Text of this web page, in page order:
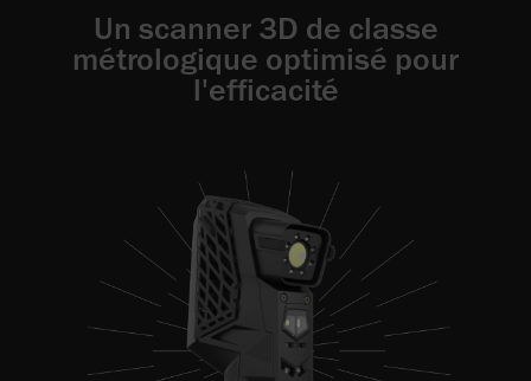
Un scanner 3D de classe
métrologique optimisé pour
l'efficacité